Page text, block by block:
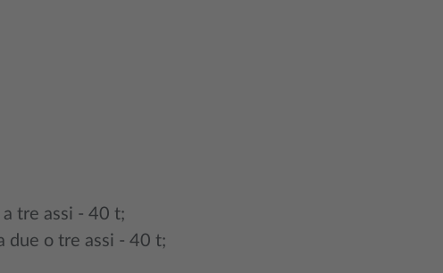
tre assi - 40 t;
due o tre assi - 40 t;